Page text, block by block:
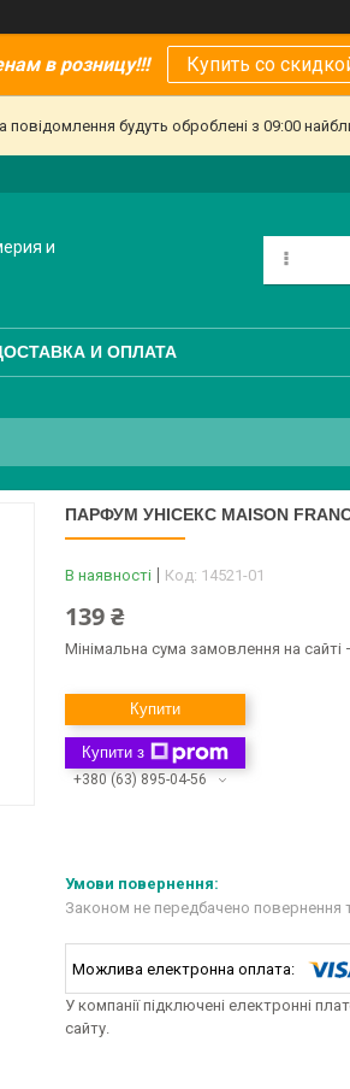
в розницу!!! Купить со
будуть оброблені з 09:00
и
И ОПЛАТА
ПАРФУМ УНІСЕКС MAISON
В наявності Код: 14521-01
139 ₴
Мінімальна сума замовлення на сайті
Купити
Купити з
+380 (63) 895-04-56
Законом не передбачено повернення
У компанії підключені електронні
сайту.